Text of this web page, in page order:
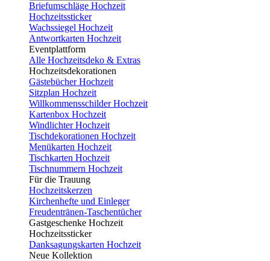
Briefumschläge Hochzeit
Hochzeitssticker
Wachssiegel Hochzeit
Antwortkarten Hochzeit
Eventplattform
Alle Hochzeitsdeko & Extras
Hochzeitsdekorationen
Gästebücher Hochzeit
Sitzplan Hochzeit
Willkommensschilder Hochzeit
Kartenbox Hochzeit
Windlichter Hochzeit
Tischdekorationen Hochzeit
Menükarten Hochzeit
Tischkarten Hochzeit
Tischnummern Hochzeit
Für die Trauung
Hochzeitskerzen
Kirchenhefte und Einleger
Freudentränen-Taschentücher
Gastgeschenke Hochzeit
Hochzeitssticker
Danksagungskarten Hochzeit
Neue Kollektion